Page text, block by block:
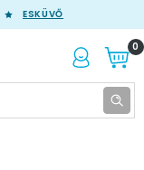
ESKÜVŐ
0